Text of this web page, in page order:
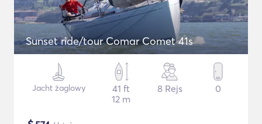
Sunset ride/tour Comar Comet 41s
Jacht żaglowy
41 ft
12 m
8 Rejs 0